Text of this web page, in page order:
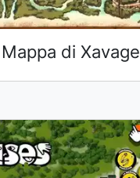
Mappa di Xavage